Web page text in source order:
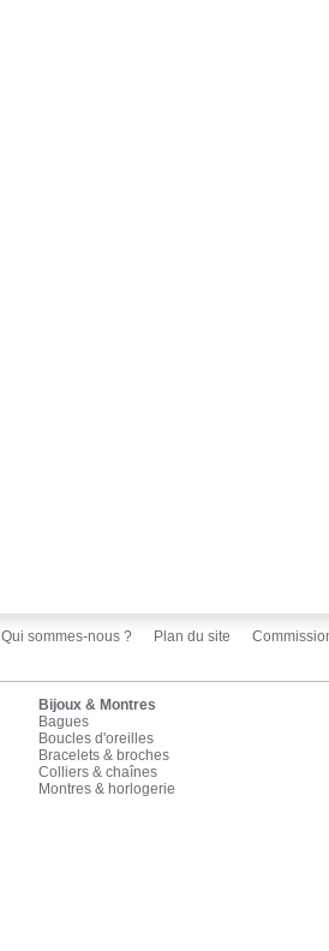
Qui sommes-nous ? Plan du site
Bijoux & Montres
Bagues
Boucles d'oreilles
Bracelets & broches
Colliers & chaînes
Montres & horlogerie